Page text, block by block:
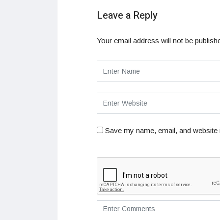
Leave a Reply
Your email address will not be
Save my name, email, and